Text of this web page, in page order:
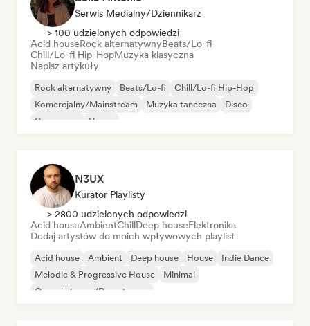
Serwis Medialny/Dziennikarz
> 100 udzielonych odpowiedzi
Acid houseRock alternatywnyBeats/Lo-fi
Chill/Lo-fi Hip-HopMuzyka klasyczna
Napisz artykuły
Rock alternatywny Beats/Lo-fi
Chill/Lo-fi Hip-Hop
Komercjalny/Mainstream
Muzyka taneczna
Disco
Dream pop
House
N3UX
Kurator Playlisty
> 2800 udzielonych odpowiedzi
Acid houseAmbientChillDeep houseElektronika
Dodaj artystów do moich wpływowych playlist
Acid house Ambient Deep house House
Indie Dance
Melodic & Progressive House
Minimal
Organic house/Downtempo